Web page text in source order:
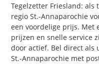
Tegelzetter Friesland:
regio St.-Annaparochie
een voordelige prijs. Met
prijzen en snelle service
door actief. Bel direct als
St.-Annaparochie met